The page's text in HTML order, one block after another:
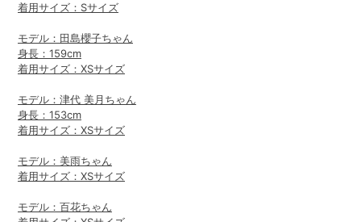
着用サイズ：Sサイズ
モデル：田島櫻子ちゃん
身長：159cm
着用サイズ：XSサイズ
モデル：津代 美月ちゃん
身長：153cm
着用サイズ：XSサイズ
モデル：美雨ちゃん
着用サイズ：XSサイズ
モデル：百花ちゃん